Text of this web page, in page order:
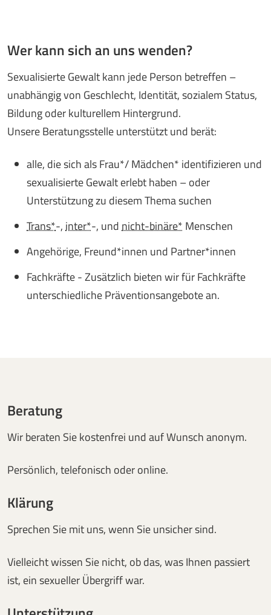
Wer kann sich an uns wenden?
Sexualisierte Gewalt kann jede Person betreffen –
unabhängig von Geschlecht, Identität,sozialem Status,
Bildung oder kulturellem Hintergrund.
Unsere Beratungsstelle unterstützt und berät:
alle, die sich als Frau*/ Mädchen* identifizieren und
sexualisierte Gewalt erlebt haben – oder
Unterstützung zu diesem Thema suchen
Trans*-,inter*-, undnicht-binäre* Menschen
Angehörige, Freund*innen und Partner*innen
Fachkräfte - Zusätzlich bieten wir für Fachkräfte
unterschiedliche Präventionsangebote an.
Beratung
Wir beraten Sie kostenfrei und auf Wunsch anonym.
Persönlich, telefonisch oder online.
Klärung
Sprechen Sie mit uns, wenn Sie unsicher sind.
Vielleicht wissen Sie nicht, ob das, was Ihnen passiert
ist, ein sexueller Übergriff war.